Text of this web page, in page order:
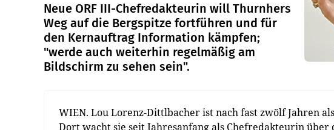
Neue ORF III-Chefredakteurin will Thurnhers
Weg auf die Bergspitze fortführen und für
den Kernauftrag Information kämpfen;
"werde auch weiterhin regelmäßig am
Bildschirm zu sehen sein".
WIEN. Lou Lorenz-Dittlbacher ist nach fast zwölf Jahren
Dort wacht sie seit Jahresanfang als Chefredakteurin